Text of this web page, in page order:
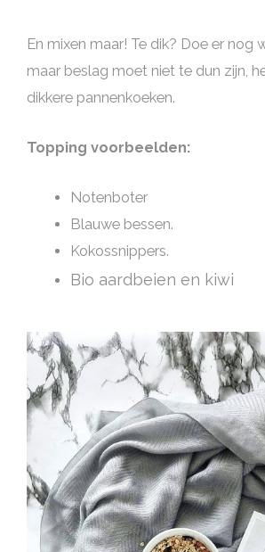
En mixen maar! Te dik? Doe er nog
maar beslag moet niet te dun zijn,
dikkere pannenkoeken.
Topping voorbeelden:
Notenboter
Blauwe bessen.
Kokossnippers.
Bio aardbeien en kiwi